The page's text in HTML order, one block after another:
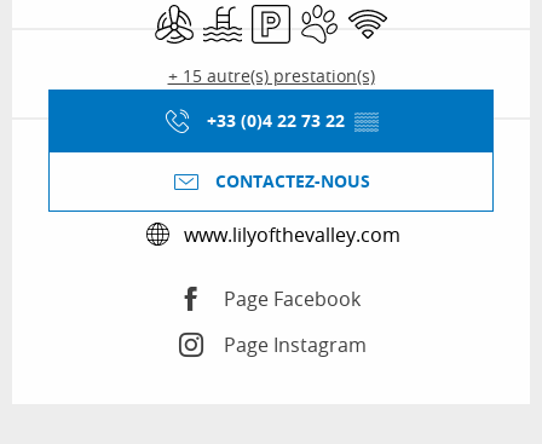
Air conditionné
PiscineParkingAnimaux acceptés
WiFi
+ 15 autre(s) prestation(s)
+33 (0)4 22 73 22 ▒▒
CONTACTEZ-NOUS
www.lilyofthevalley.com
Page Facebook
Page Instagram